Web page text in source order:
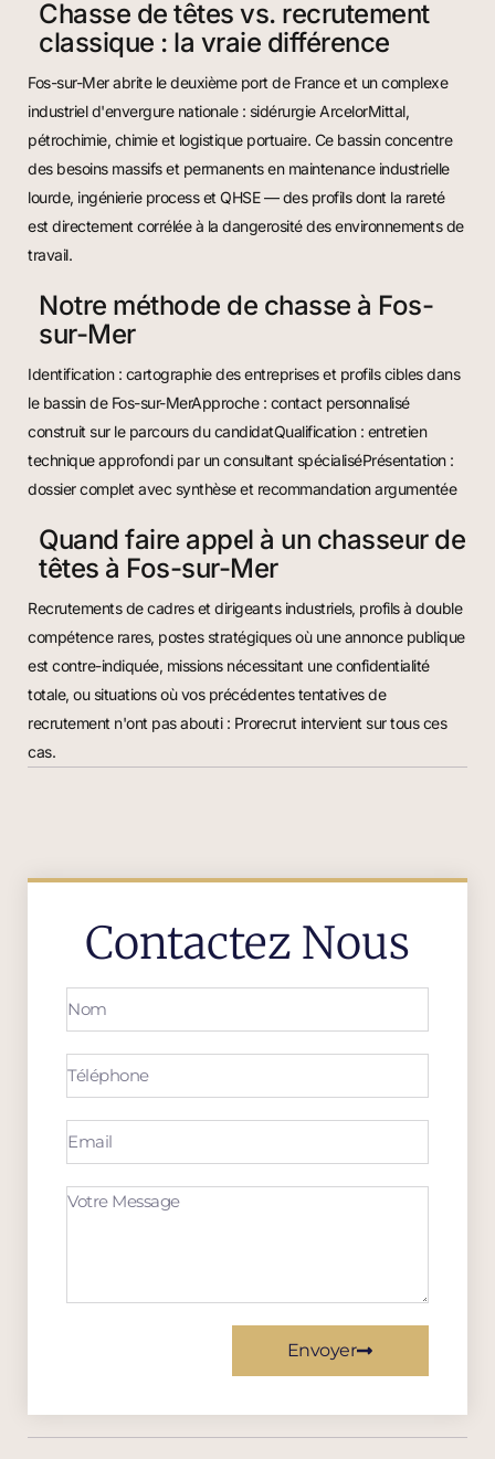
Chasse de têtes vs. recrutement
classique : la vraie différence
Fos-sur-Mer abrite le deuxième port de France et un complexe
industriel d'envergure nationale : sidérurgie ArcelorMittal,
pétrochimie, chimie et logistique portuaire. Ce bassin concentre
des besoins massifs et permanents en maintenance industrielle
lourde, ingénierie process et QHSE — des profils dont la rareté
est directement corrélée à la dangerosité des environnements de
travail.
Notre méthode de chasse à Fos-
sur-Mer
Identification : cartographie des entreprises et profils cibles dans
le bassin de Fos-sur-MerApproche : contact personnalisé
construit sur le parcours du candidatQualification : entretien
technique approfondi par un consultant spécialiséPrésentation :
dossier complet avec synthèse et recommandation argumentée
Quand faire appel à un chasseur de
têtes à Fos-sur-Mer
Recrutements de cadres et dirigeants industriels, profils à double
compétence rares, postes stratégiques où une annonce publique
est contre-indiquée, missions nécessitant une confidentialité
totale, ou situations où vos précédentes tentatives de
recrutement n'ont pas abouti : Prorecrut intervient sur tous ces
cas.
Contactez Nous
Envoyer